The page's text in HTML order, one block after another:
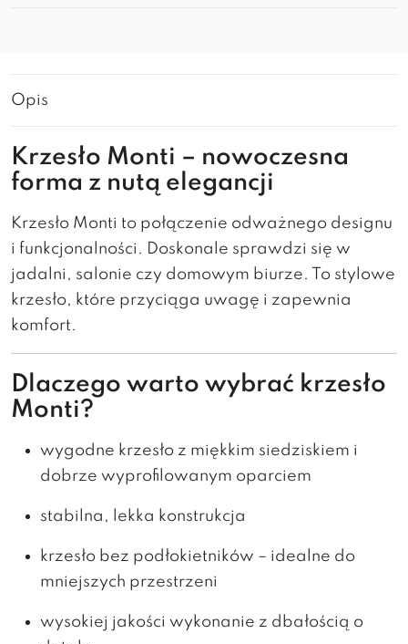
Opis
Krzesło Monti – nowoczesna
forma z nutą elegancji
Krzesło Monti to połączenie odważnego designu
i funkcjonalności. Doskonale sprawdzi się w
jadalni, salonie czy domowym biurze. To stylowe
krzesło, które przyciąga uwagę i zapewnia
komfort.
Dlaczego warto wybrać krzesło
Monti?
wygodne krzesło z miękkim siedziskiem i
dobrze wyprofilowanym oparciem
stabilna, lekka konstrukcja
krzesło bez podłokietników – idealne do
mniejszych przestrzeni
wysokiej jakości wykonanie z dbałością o